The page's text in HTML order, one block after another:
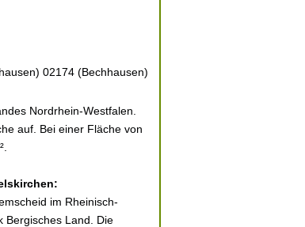
02174 (Bechhausen)
Nordrhein-Westfalen.
auf. Bei einer Fläche von
im Rheinisch-
Bergisches Land. Die